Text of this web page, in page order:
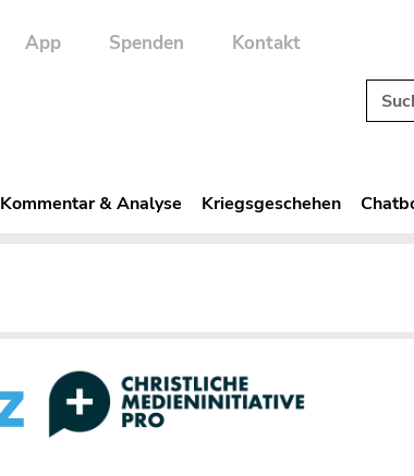
App Spenden Kontakt
Kommentar & Analyse Kriegsgeschehen